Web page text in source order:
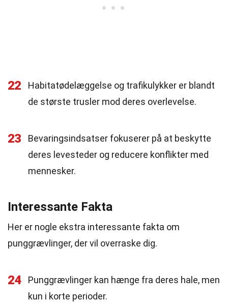
22
Habitatødelæggelse og trafikulykker er blandt
de største trusler mod deres overlevelse.
23
Bevaringsindsatser fokuserer på at beskytte
deres levesteder og reducere konflikter med
mennesker.
Interessante Fakta
Her er nogle ekstra interessante fakta om
punggrævlinger, der vil overraske dig.
24
Punggrævlinger kan hænge fra deres hale, men
kun i korte perioder.